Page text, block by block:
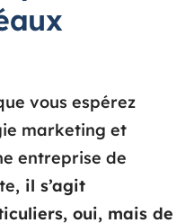
vous espérez
marketing et
entreprise de
il s’agit
oui, mais de